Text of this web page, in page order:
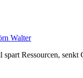
Walter
Ressourcen,